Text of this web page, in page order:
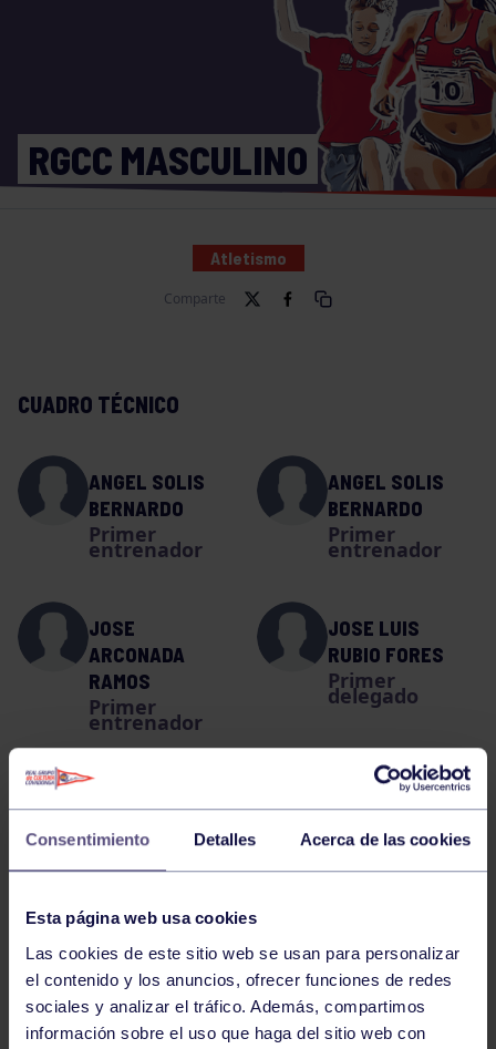
Consentimiento Detalles Acerca de las cookies
Esta página web usa cookies
Las cookies de este sitio web se usan para personalizar
el contenido y los anuncios, ofrecer funciones de redes
sociales y analizar el tráfico. Además, compartimos
información sobre el uso que haga del sitio web con
RGCC MASCULINO
Atletismo
Comparte
CUADRO TÉCNICO
ANGEL SOLIS
BERNARDO
Primer
entrenador
ANGEL SOLIS
BERNARDO
Primer
entrenador
JOSE
ARCONADA
RAMOS
Primer
entrenador
JOSE LUIS
RUBIO FORES
Primer
delegado
ANGEL TORAL
FERNANDEZ
Primer
FERNANDEZ
FERNANDEZ
Entrenador
LA PLANTILLA